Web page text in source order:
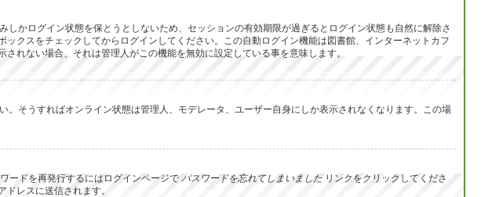
かログイン状態を保とうとしないため、セッションの有効期限が過ぎるとログイン状態も自然に解除さ
クスをチェックしてからログインしてください。この自動ログイン機能は図書館、インターネットカフ
れない場合、それは管理人がこの機能を無効に設定している事を意味します。
。そうすればオンライン状態は管理人、モデレータ、ユーザー自身にしか表示されなくなります。この場
ードを再発行するにはログインページで パスワードを忘れてしまいました リンクをクリックしてくださ
レスに送信されます。